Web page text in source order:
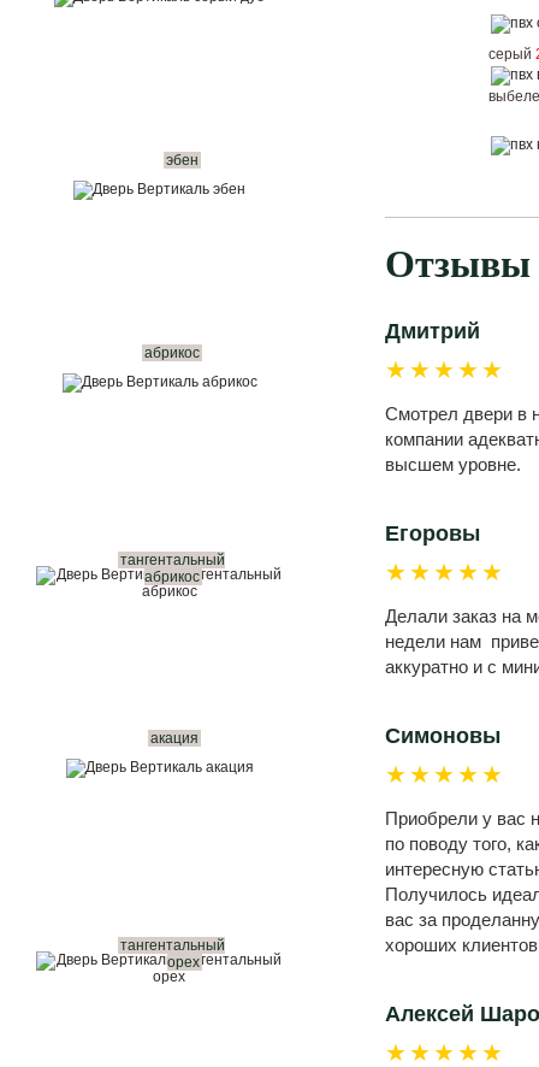
эбен
абрикос
тангентальный
абрикос
акация
тангентальный
орех
серый
Отзывы
Дмитрий
★★★★★
Смотрел двери в
компании
высшем уровне.
Егоровы
★★★★★
Делали заказ на
недели нам
аккуратно и с
Симоновы
★★★★★
Приобрели у вас
по поводу того,
интересную
Получилось
вас за
хороших
Алексей
★★★★★